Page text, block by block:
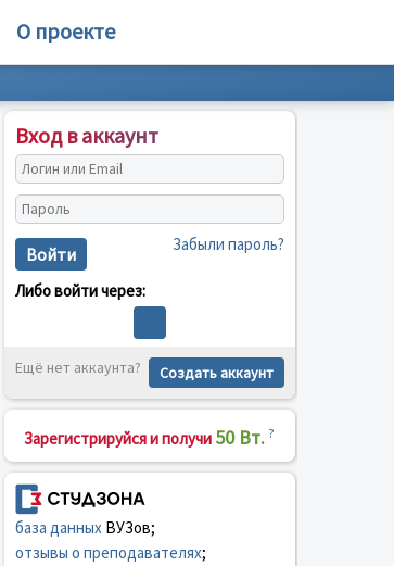
О проекте
Вход в аккаунт
Войти Забыли пароль?
Либо войти через:
Ещё нет аккаунта? Создать аккаунт
Зарегистрируйся и получи 50 Вт. ?
база данныхВУЗов;
отзывы о преподавателях;